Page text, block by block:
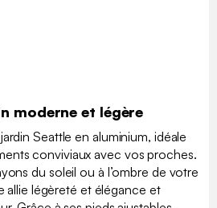
moderne et légère
Seattle en aluminium, idéale
conviviaux avec vos proches.
du soleil ou à l’ombre de votre
allie légèreté et élégance et